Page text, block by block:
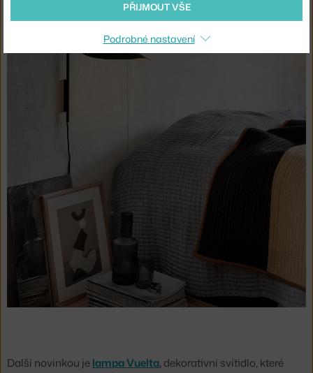
Další novinkou jelampa Vuelta,dekorativní svítidlo, které
PŘIJMOUT VŠE
Podrobné nastavení